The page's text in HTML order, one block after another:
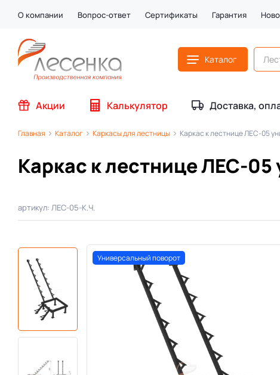
О компании Вопрос-ответ Сертификаты Гарантия
Каталог
Акции Калькулятор Доставка,
Главная Каталог Каркасы для лестницы Каркас к лестнице ЛЕС-05
Каркас к лестнице ЛЕС-
артикул: ЛЕС-05-К.Ч.
Универсальный поворот